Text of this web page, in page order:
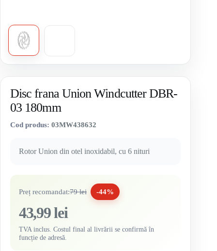
Disc frana Union Windcutter DBR-
03 180mm
Cod produs: 03MW438632
Rotor Union din otel inoxidabil, cu 6 nituri
Preț recomandat:79 lei -44%
43,99 lei
TVA inclus. Costul final al livrării se confirmă în
funcție de adresă.